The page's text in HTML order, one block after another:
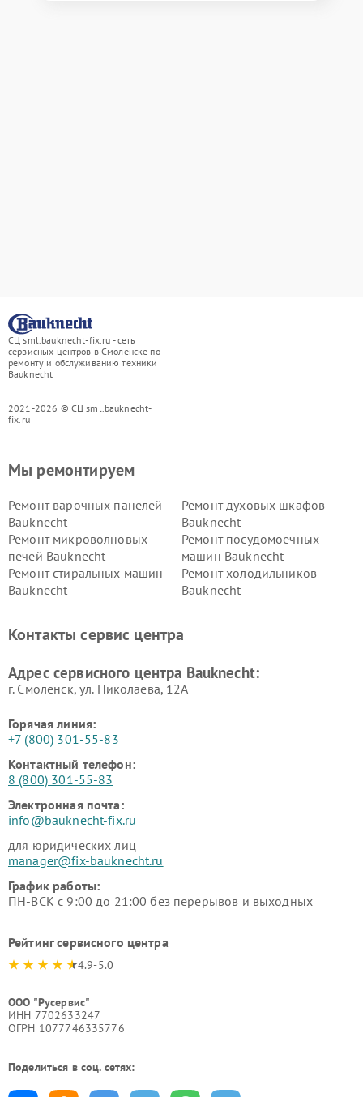
СЦ sml.bauknecht-fix.ru - сеть
сервисных центров в Смоленске по
ремонту и обслуживанию техники
Bauknecht
2021-2026 © СЦ sml.bauknecht-
fix.ru
Мы ремонтируем
Ремонт варочных панелей
Bauknecht
Ремонт духовых шкафов
Bauknecht
Ремонт микроволновых
печей Bauknecht
Ремонт посудомоечных
машин Bauknecht
Ремонт стиральных машин
Bauknecht
Ремонт холодильников
Bauknecht
Контакты сервис центра
Адрес сервисного центра Bauknecht:
г. Смоленск, ул. Николаева, 12А
Горячая линия:
+7 (800) 301-55-83
Контактный телефон:
8 (800) 301-55-83
Электронная почта:
info@bauknecht-fix.ru
для юридических лиц
manager@fix-bauknecht.ru
График работы:
ПН-ВСК с 9:00 до 21:00 без перерывов и выходных
Рейтинг сервисного центра
4.9-5.0
ООО "Русервис"
ИНН 7702633247
ОГРН 1077746335776
Поделиться в соц. сетях: